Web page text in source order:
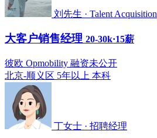
刘先生 · Talent Acquisition
大客户销售经理 20-30k·15薪
彼欧 Opmobility 融资未公开
北京-顺义区 5年以上 本科
丁女士 · 招聘经理